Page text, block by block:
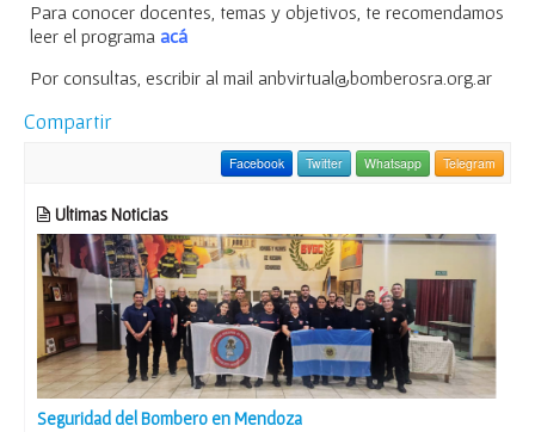
Para conocer docentes, temas y objetivos, te recomendamos
leer el programa acá
Por consultas, escribir al mail anbvirtual@bomberosra.org.ar
Compartir
Facebook Twitter Whatsapp Telegram
Ultimas Noticias
Seguridad del Bombero en Mendoza